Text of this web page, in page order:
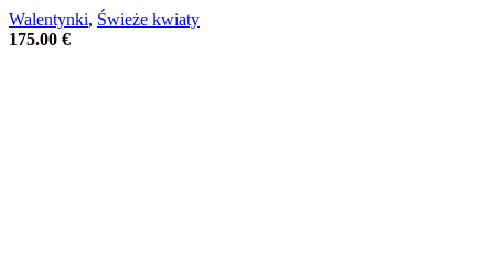
Walentynki, Świeże kwiaty
175.00 €